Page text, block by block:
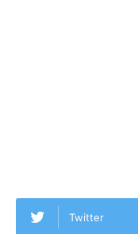
Twitter